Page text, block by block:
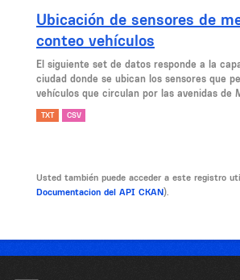
Ubicación de sensores de
conteo vehículos
El siguiente set de datos responde a la
ciudad donde se ubican los sensores que
vehículos que circulan por las avenidas de
TXT CSV
Usted también puede acceder a este registro
Documentacion del API CKAN).